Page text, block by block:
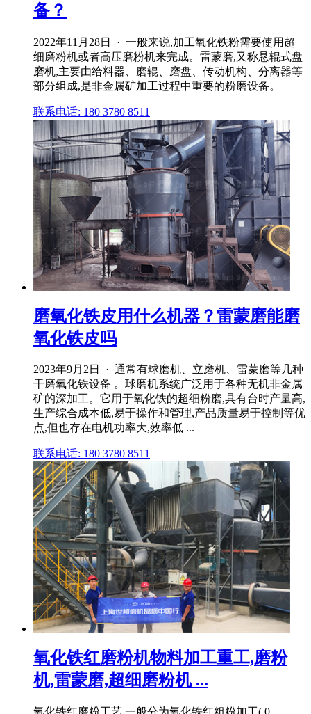
备？
2022年11月28日 · 一般来说,加工氧化铁粉需要使用超
细磨粉机或者高压磨粉机来完成。雷蒙磨,又称悬辊式盘
磨机,主要由给料器、磨辊、磨盘、传动机构、分离器等
部分组成,是非金属矿加工过程中重要的粉磨设备。
联系电话: 180 3780 8511
磨氧化铁皮用什么机器？雷蒙磨能磨
氧化铁皮吗
2023年9月2日 · 通常有球磨机、立磨机、雷蒙磨等几种
干磨氧化铁设备 。球磨机系统广泛用于各种无机非金属
矿的深加工。它用于氧化铁的超细粉磨,具有台时产量高,
生产综合成本低,易于操作和管理,产品质量易于控制等优
点,但也存在电机功率大,效率低 ...
联系电话: 180 3780 8511
氧化铁红磨粉机物料加工重工,磨粉
机,雷蒙磨,超细磨粉机 ...